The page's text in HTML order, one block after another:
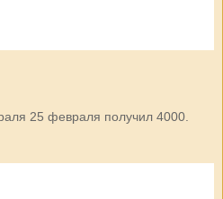
25 февраля получил 4000.